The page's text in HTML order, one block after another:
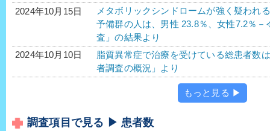
2024年10月15日
メタボリックシンドロームが強く疑わ
予備群の人は、男性 23.8％、女性7.2％
査」の結果より
2024年10月10日
脂質異常症で治療を受けている総患者数
者調査の概況」より
もっと見る ▶
調査項目で見る ▶ 患者数